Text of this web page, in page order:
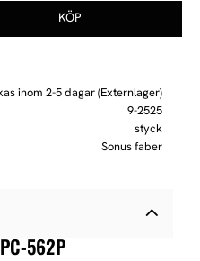
inom 2-5 dagar (Externlager)
9-2525
styck
Sonus faber
562P